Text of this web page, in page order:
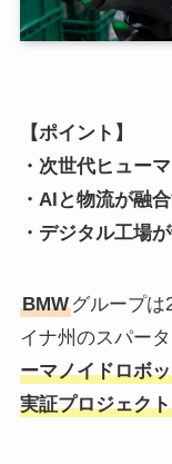
【ポイント】
・次世代ヒュー
・AIと物流が融
・デジタル工場
BMWグループは
イナ州のスパー
ーマノイドロボ
実証プロジェク